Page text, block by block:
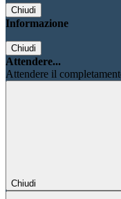
Chiudi
Informazione
Chiudi
Attendere...
Attendere il
Chiudi